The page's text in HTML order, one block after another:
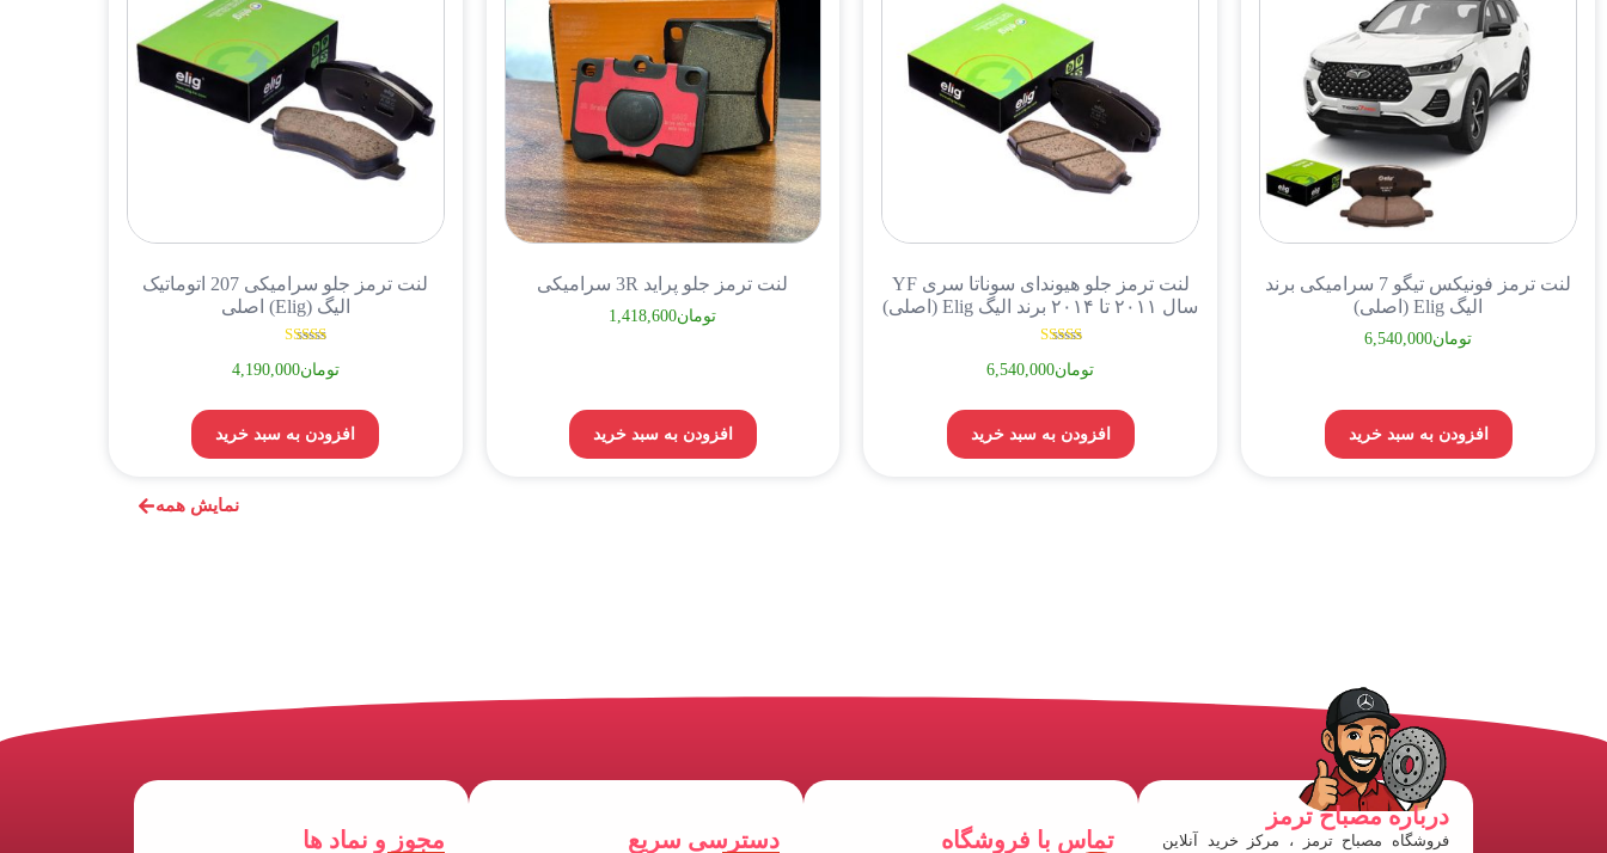
نمایش همه
لنت ترمز فونیکس تیگو 7 سرامیکی برند
الیگ Elig (اصلی)
تومان6,540,000
افزودن به سبد خرید
لنت ترمز جلو هیوندای سوناتا سری YF
سال ۲۰۱۱ تا ۲۰۱۴ برند الیگ Elig (اصلی)
5.00تومان6,540,000
افزودن به سبد خرید
لنت ترمز جلو پراید 3R سرامیکی
تومان1,418,600
افزودن به سبد خرید
لنت ترمز جلو سرامیکی 207 اتوماتیک
الیگ (Elig) اصلی
5.00تومان4,190,000
افزودن به سبد خرید
درباره مصباح ترمز
فروشگاه مصباح ترمز ، مرکز خرید آنلاین تماس با فروشگاه دسترسی سریع مجوز و نماد ها